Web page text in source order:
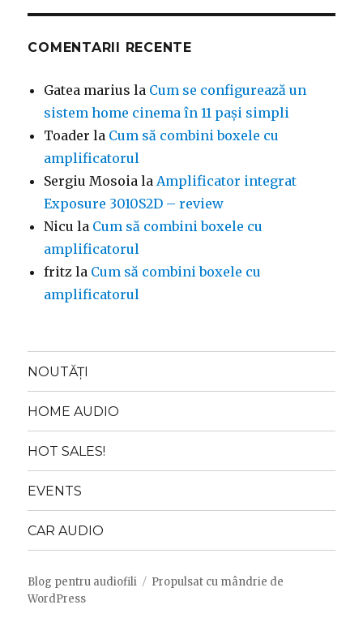
COMENTARII RECENTE
Gatea marius la Cum se configurează un
sistem home cinema în 11 pași simpli
Toader la Cum să combini boxele cu
amplificatorul
Sergiu Mosoia laAmplificator integrat
Exposure 3010S2D – review
Nicu la Cum să combini boxele cu
amplificatorul
fritz la Cum să combini boxele cu
amplificatorul
NOUTĂȚI
HOME AUDIO
HOT SALES!
EVENTS
CAR AUDIO
Blog pentru audiofili
Propulsat cu mândrie de
WordPress